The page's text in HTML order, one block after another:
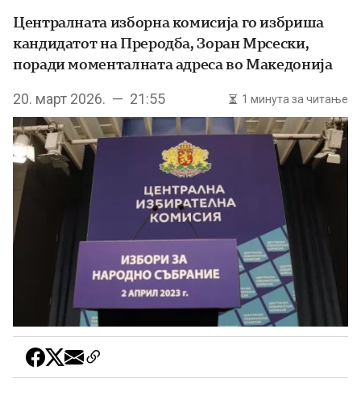
Централната изборна комисија го избриша
кандидатот на Преродба, Зоран Мрсески,
поради моменталната адреса во Македонија
20. март 2026. — 21:55 1 минута за читање